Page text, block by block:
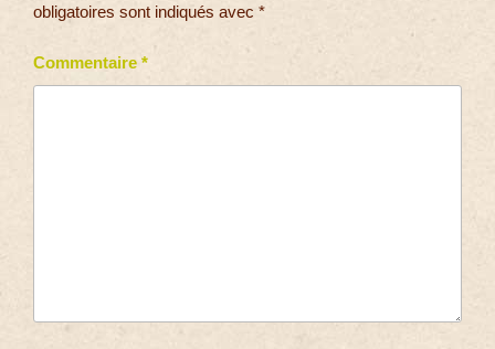
obligatoires sont indiqués avec *
Commentaire *